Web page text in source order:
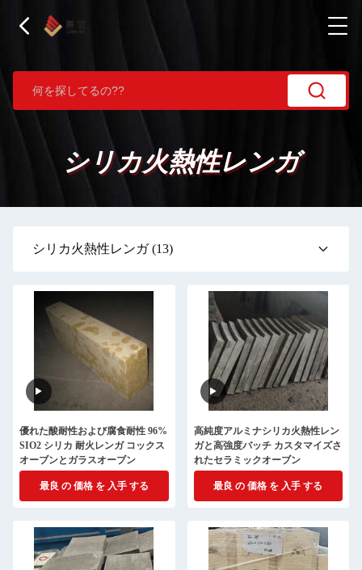
シリカ火熱性レンガ
シリカ火熱性レンガ(13)
優れた酸耐性および腐食耐性 96%
SIO2 シリカ 耐火レンガ コックス
オーブンとガラスオーブン
最良 の 価格 を 入手 する
高純度アルミナシリカ火熱性レン
ガと高強度バッチ カスタマイズさ
れたセラミックオーブン
最良 の 価格 を 入手 する